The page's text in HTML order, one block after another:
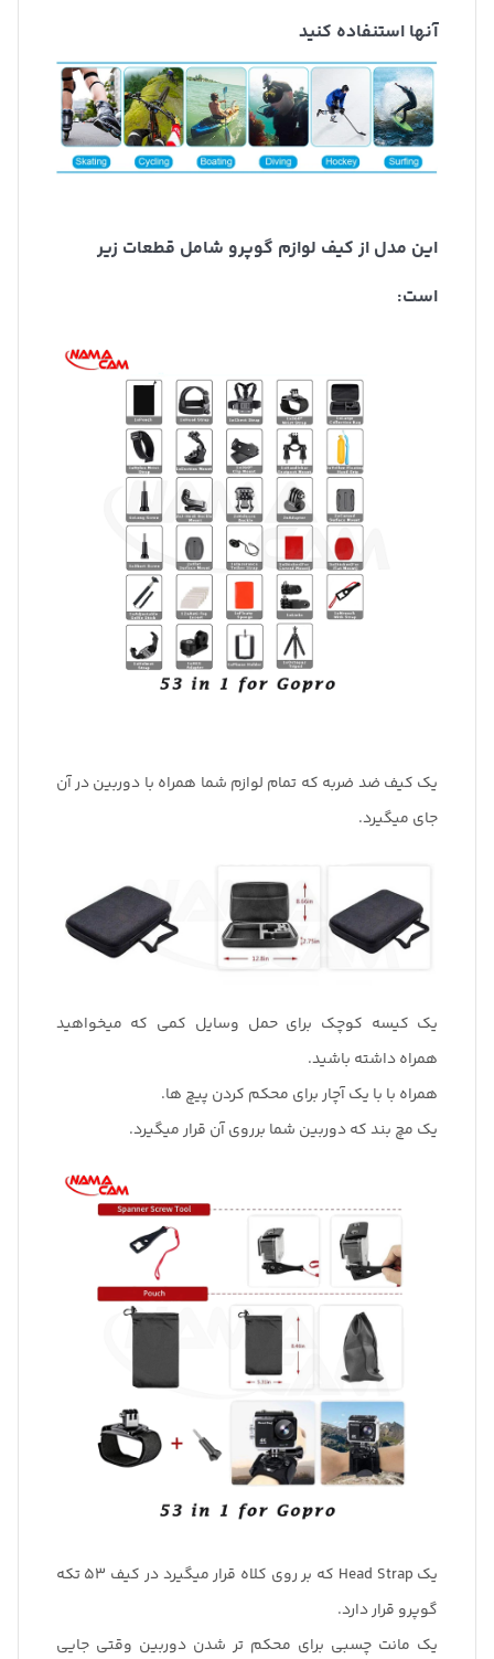
آنها استنفاده کنید
این مدل از کیف لوازم گوپرو شامل قطعات زیر
است:
یک کیف ضد ضربه که تمام لوازم شما همراه با دوربین در آن
جای میگیرد.
یک کیسه کوچک برای حمل وسایل کمی که میخواهید
همراه داشته باشید.
همراه با با یک آچار برای محکم کردن پیچ ها.
یک مچ بند که دوربین شما برروی آن قرار میگیرد.
یک Head Strap که بر روی کلاه قرار میگیرد در کیف 53 تکه
گوپرو قرار دارد.
یک مانت چسبی برای محکم تر شدن دوربین وقتی جایی